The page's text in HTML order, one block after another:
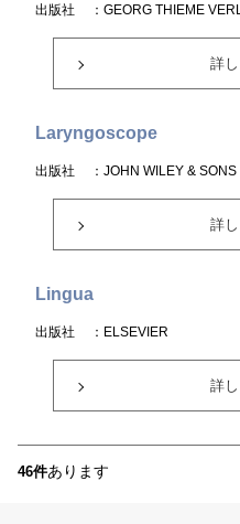
出版社 ：GEORG THIEME
詳
Laryngoscope
出版社 ：JOHN WILEY &
詳
Lingua
出版社 ：ELSEVIER
詳
46件あります